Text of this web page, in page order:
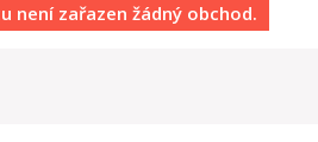
není zařazen žádný obchod.